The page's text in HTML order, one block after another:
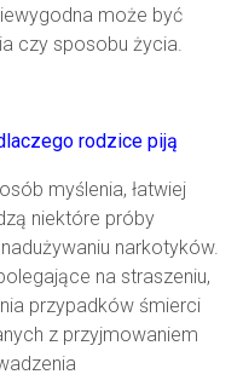
może być
czy sposobu życia.
rodzice piją
myślenia, łatwiej
niektóre próby
narkotyków.
na straszeniu,
przypadków śmierci
z przyjmowaniem